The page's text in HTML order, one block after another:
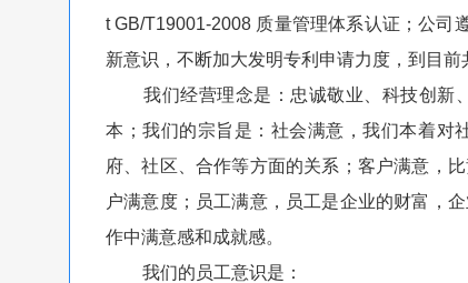
t GB/T19001-2008 质量管理体系认证；公司
新意识，不断加大发明专利申请力度，到目前
我们经营理念是：忠诚敬业、科技创新、
本；我们的宗旨是：社会满意，我们本着对
府、社区、合作等方面的关系；客户满意，
户满意度；员工满意，员工是企业的财富，
作中满意感和成就感。
我们的员工意识是：